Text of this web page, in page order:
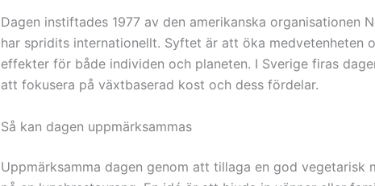
Dagen instiftades 1977 av den amerikanska organisationen
har spridits internationellt. Syftet är att öka medvetenheten
effekter för både individen och planeten. I Sverige firas
att fokusera på växtbaserad kost och dess fördelar.
Så kan dagen uppmärksammas
Uppmärksamma dagen genom att tillaga en god vegetarisk